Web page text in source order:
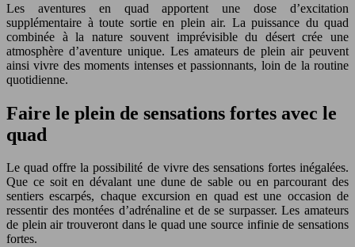
Les aventures en quad apportent une dose d’excitation
supplémentaire à toute sortie en plein air. La puissance du quad
combinée à la nature souvent imprévisible du désert crée une
atmosphère d’aventure unique. Les amateurs de plein air peuvent
ainsi vivre des moments intenses et passionnants, loin de la routine
quotidienne.
Faire le plein de sensations fortes avec le
quad
Le quad offre la possibilité de vivre des sensations fortes inégalées.
Que ce soit en dévalant une dune de sable ou en parcourant des
sentiers escarpés, chaque excursion en quad est une occasion de
ressentir des montées d’adrénaline et de se surpasser. Les amateurs
de plein air trouveront dans le quad une source infinie de sensations
fortes.